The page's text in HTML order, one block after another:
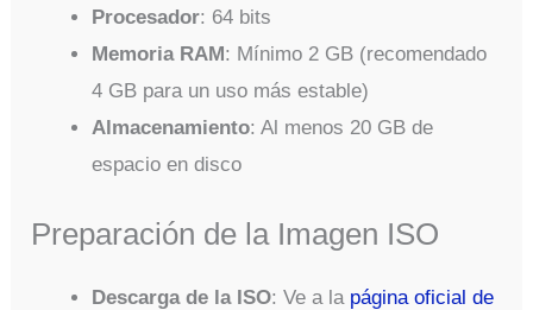
Procesador: 64 bits
Memoria RAM : Mínimo 2 GB (recomendado
4 GB para un uso más estable)
Almacenamiento: Al menos 20 GB de
espacio en disco
Preparación de la Imagen ISO
Descarga de la ISO: Ve a la página oficial de